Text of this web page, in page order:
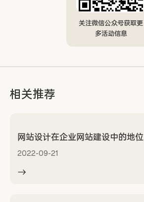
关注微信公众号获取更
多活动信息
相关推荐
网站设计在企业网站建设中的地位
2022-09-21